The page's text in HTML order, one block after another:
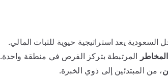
السعودية يعد استراتيجية حيوية للثبات المالي.
المرتبطة بتركز الفرص في منطقة واحدة.
، من المبتدئين إلى ذوي الخبرة.